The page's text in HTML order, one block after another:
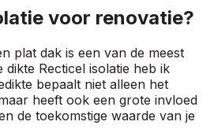
voor renovatie?
plat dak is een van de meest
dikte Recticel isolatie heb ik
bepaalt niet alleen het
heeft ook een grote invloed
de toekomstige waarde van je